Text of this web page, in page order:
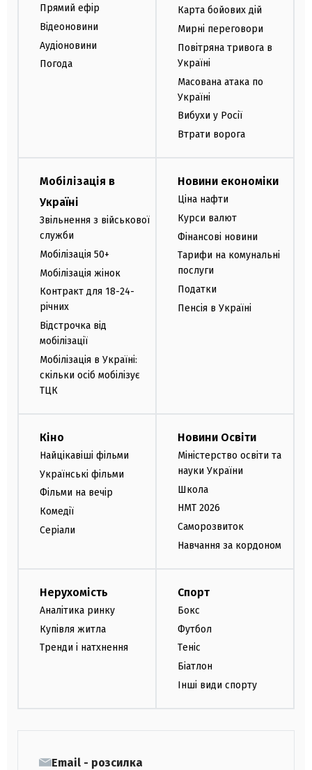
Прямий ефір
Відеоновини
Аудіоновини
Погода
Карта бойових дій
Мирні переговори
Повітряна тривога в
Україні
Масована атака по
Україні
Вибухи у Росії
Втрати ворога
Мобілізація в
Україні
Звільнення з військової
служби
Мобілізація 50+
Мобілізація жінок
Контракт для 18-24-
річних
Відстрочка від
мобілізації
Мобілізація в Україні:
скільки осіб мобілізує
ТЦК
Новини економіки
Ціна нафти
Курси валют
Фінансові новини
Тарифи на комунальні
послуги
Податки
Пенсія в Україні
Кіно
Найцікавіші фільми
Українські фільми
Фільми на вечір
Комедії
Серіали
Новини Освіти
Міністерство освіти та
науки України
Школа
НМТ 2026
Саморозвиток
Навчання за кордоном
Нерухомість
Аналітика ринку
Купівля житла
Тренди і натхнення
Спорт
Бокс
Футбол
Теніс
Біатлон
Інші види спорту
Email - розсилка